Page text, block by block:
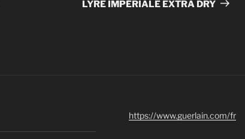
LYRE IMPÉRIALE EXTRA DRY
https://www.guerlain.com/fr